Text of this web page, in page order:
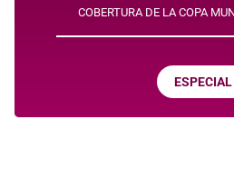
COBERTURA DE LA COPA
ESPECIAL